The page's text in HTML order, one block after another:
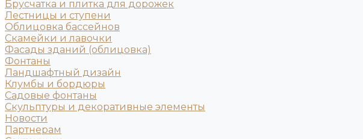
Брусчатка и плитка для дорожек
Лестницы и ступени
Облицовка бассейнов
Скамейки и лавочки
Фасады зданий (облицовка)
Фонтаны
Ландшафтный дизайн
Клумбы и бордюры
Садовые фонтаны
Скульптуры и декоративные элементы
Новости
Партнерам